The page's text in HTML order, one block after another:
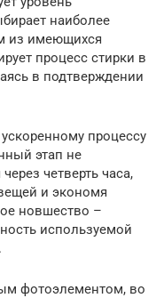
наиболее
из имеющихся
процесс стирки в
в подтверждении
процессу
этап не
четверть часа,
и экономя
новшество –
используемой
фотоэлементом, во